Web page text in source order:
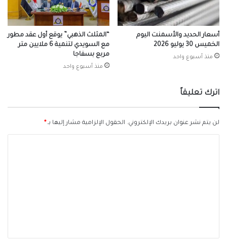
أسعار الحديد والأسمنت اليوم
الخميس 30 يوليو 2026
منذ أسبوع واحد
“المثلث الذهبي” يوقع أول عقد مطور
مع السويدي لتنمية 6 ملايين متر
مربع بسفاجا
منذ أسبوع واحد
اترك تعليقاً
لن يتم نشر عنوان بريدك الإلكتروني. الحقول الإلزامية مشار إليها بـ *